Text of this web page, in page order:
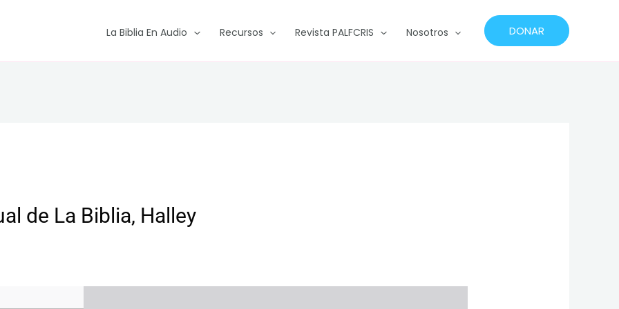
La Biblia En Audio Recursos Revista PALFCRIS Nosotros DONAR
de La Biblia, Halley